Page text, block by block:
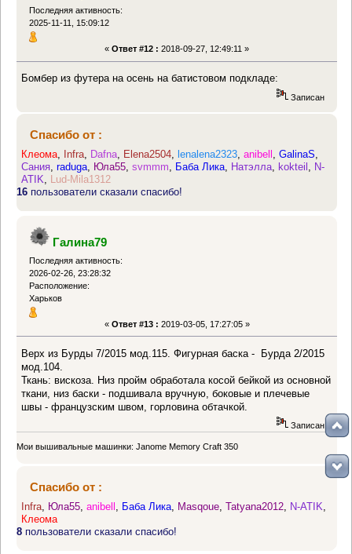
Последняя активность:
2025-11-11, 15:09:12
« Ответ #12 : 2018-09-27, 12:49:11 »
Бомбер из футера на осень на батистовом подкладе:
Записан
Спасибо от :
Клеома Infra Dafna Elena2504 lenalena2323 ,anibell ,GalinaS
Сания ,raduga Юла55 ,svmmm Баба Лика Натэлла kokteil
N-
ATIK
Lud-Mila1312
16 пользователи сказали спасибо!
Галина79
Последняя активность:
2026-02-26, 23:28:32
Расположение:
Харьков
« Ответ #13 : 2019-03-05, 17:27:05 »
Верх из Бурды 7/2015 мод.115. Фигурная баска - Бурда 2/2015
мод.104.
Ткань: вискоза. Низ пройм обработала косой бейкой из основной
ткани, низ баски - подшивала вручную, боковые и плечевые
швы - французским швом, горловина обтачкой.
Записан
Мои вышивальные машинки: Janome Memory Craft 350
Спасибо от :
Infra Юла55 ,anibell Баба Лика Masqoue ,Tatyana2012 N-ATIK
Клеома
8 пользователи сказали спасибо!